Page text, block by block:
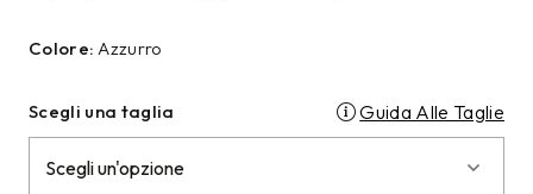
Colore: Azzurro
Scegli una taglia Guida Alle Taglie